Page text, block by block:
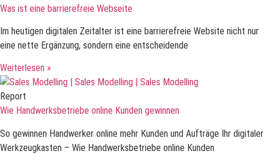
Was ist eine barrierefreie Webseite
Im heutigen digitalen Zeitalter ist eine barrierefreie Website nicht nur
eine nette Ergänzung, sondern eine entscheidende
Weiterlesen »
Report
Wie Handwerksbetriebe online Kunden gewinnen
So gewinnen Handwerker online mehr Kunden und Aufträge Ihr digitaler
Werkzeugkasten – Wie Handwerksbetriebe online Kunden